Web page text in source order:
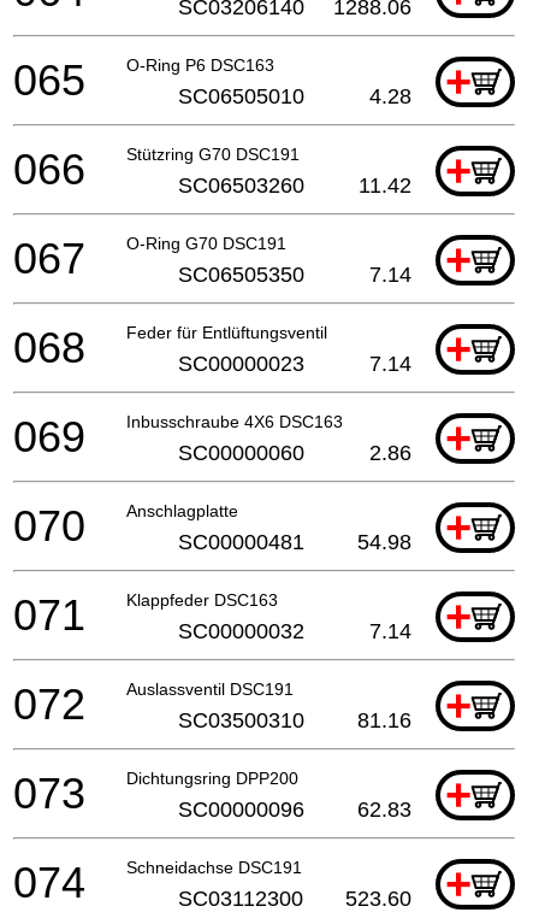
SC03206140 1288.06
O-Ring P6 DSC163 +
065 SC06505010 4.28
Stützring G70 DSC191 +
066 SC06503260 11.42
O-Ring G70 DSC191 +
067 SC06505350 7.14
Feder für Entlüftungsventil +
068 SC00000023 7.14
Inbusschraube 4X6 DSC163 +
069 SC00000060 2.86
Anschlagplatte +
070 SC00000481 54.98
Klappfeder DSC163 +
071 SC00000032 7.14
Auslassventil DSC191 +
072 SC03500310 81.16
Dichtungsring DPP200 +
073 SC00000096 62.83
Schneidachse DSC191 +
074 SC03112300 523.60